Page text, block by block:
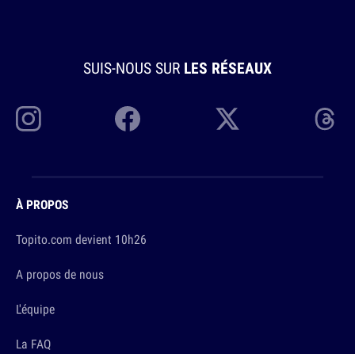
SUIS-NOUS SUR LES RÉSEAUX
À PROPOS
Topito.com devient 10h26
A propos de nous
L'équipe
La FAQ